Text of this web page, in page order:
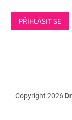
PŘIHLÁSIT SE
Copyright 2026